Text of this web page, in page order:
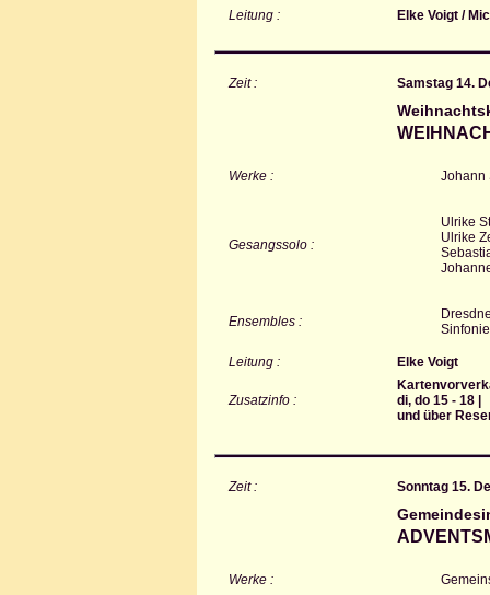
Leitung : Elke Voigt /
Zeit : Samstag 14.
Werke : Johann
Gesangssolo :
Ulrike
Ulrike
Ensembles :
Leitung : Elke Voigt
Zusatzinfo :
di, do 15 - 18 |
und über
Zeit : Sonntag 15.
Werke :